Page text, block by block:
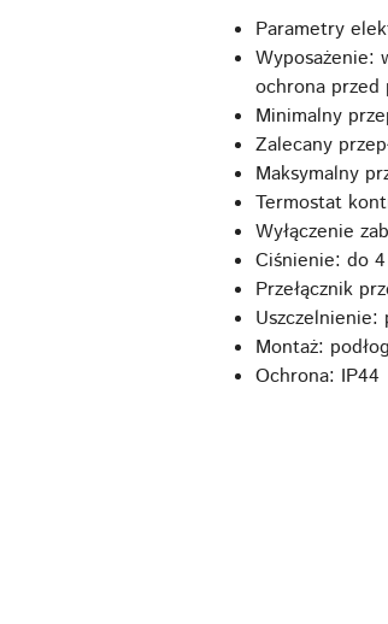
Parametry
Wyposażenie:
ochrona przed
Minimalny
Zalecany
Maksymalny
Termostat
Wyłączenie
Ciśnienie: do
Przełącznik
Montaż:
Ochrona: IP44